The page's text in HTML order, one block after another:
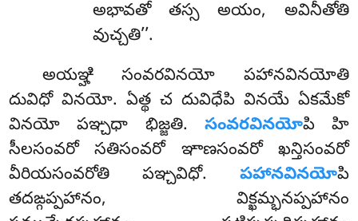
అభావతో తస్స అయం, అవినీతోతి
వుచ్చతి’’.
అయఞ్హిసంవరవినయో పహానవినయోతి
దువిధో వినయో. ఏత్థ చ దువిధేపి వినయే ఏకమేకో
వినయో పఞ్చధా భిజ్జతి. సంవరవినయోపి హి
సీలసంవరో సతిసంవరో ఞాణసంవరో ఖన్తిసంవరో
వీరియసంవరోతి పఞ్చవిధో. పహానవినయోపి
తదఙ్గప్పహానం, విక్ఖమ్భనప్పహానం